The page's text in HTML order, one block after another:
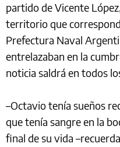
partido de Vicente
territorio que
Prefectura Naval
entrelazaban en la
noticia saldrá en todos
–Octavio tenía sueños
que tenía sangre en la
final de su vida